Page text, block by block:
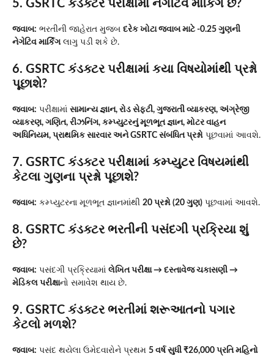
5. GSRTC કંડક્ટર પરીક્ષામાં નેગેટિવ માર્કિંગ છે?
જવાબ: ભરતીની જાહેરાત મુજબ દરેક ખોટા જવાબ માટે -0.25 ગુણની
નેગેટિવ માર્કિંગલાગુ પડી શકે છે.
6. GSRTC કંડક્ટર પરીક્ષામાં કયા વિષયોમાંથી પ્રશ્નો
પૂછાશે?
જવાબ: પરીક્ષામાં સામાન્ય જ્ઞાન, રોડ સેફ્ટી, ગુજરાતી વ્યાકરણ, અંગ્રેજી
વ્યાકરણ, ગણિત, રીઝનિંગ, કમ્પ્યુટરનું મૂળભૂત જ્ઞાન, મોટર વાહન
અધિનિયમ, પ્રાથમિક સારવાર અને GSRTC સંબંધિત પ્રશ્નો પૂછવામાં આવશે.
7. GSRTC કંડક્ટર પરીક્ષામાં કમ્પ્યુટર વિષયમાંથી
કેટલા ગુણના પ્રશ્નો પૂછાશે?
જવાબ: કમ્પ્યુટરના મૂળભૂત જ્ઞાનમાંથી 20 પ્રશ્નો (20 ગુણ) પૂછવામાં આવશે.
8. GSRTC કંડક્ટર ભરતીની પસંદગી પ્રક્રિયા શું
છે?
જવાબ: પસંદગી પ્રક્રિયામાં લેખિત પરીક્ષા → દસ્તાવેજ ચકાસણી →
મેડિકલ પરીક્ષાનો સમાવેશ થાય છે.
9. GSRTC કંડક્ટર ભરતીમાં શરૂઆતનો પગાર
કેટલો મળશે?
જવાબ: પસંદ થયેલા ઉમેદવારોને પ્રથમ 5 વર્ષ સુધી ₹26,000 પ્રતિ મહિનો